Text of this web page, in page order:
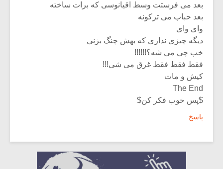
بعد می فرستت وسط اقیانوسی که برات ساخته
بعد حباب می ترکونه
وای وای
دیگه چیزی نداری که بهش چنگ بزنی
خب چی می شه؟!!!!!!
فقط فقط فقط غرق می شی!!!
کیش و مات
The End
$پس خوب فکر کن$
پاسخ